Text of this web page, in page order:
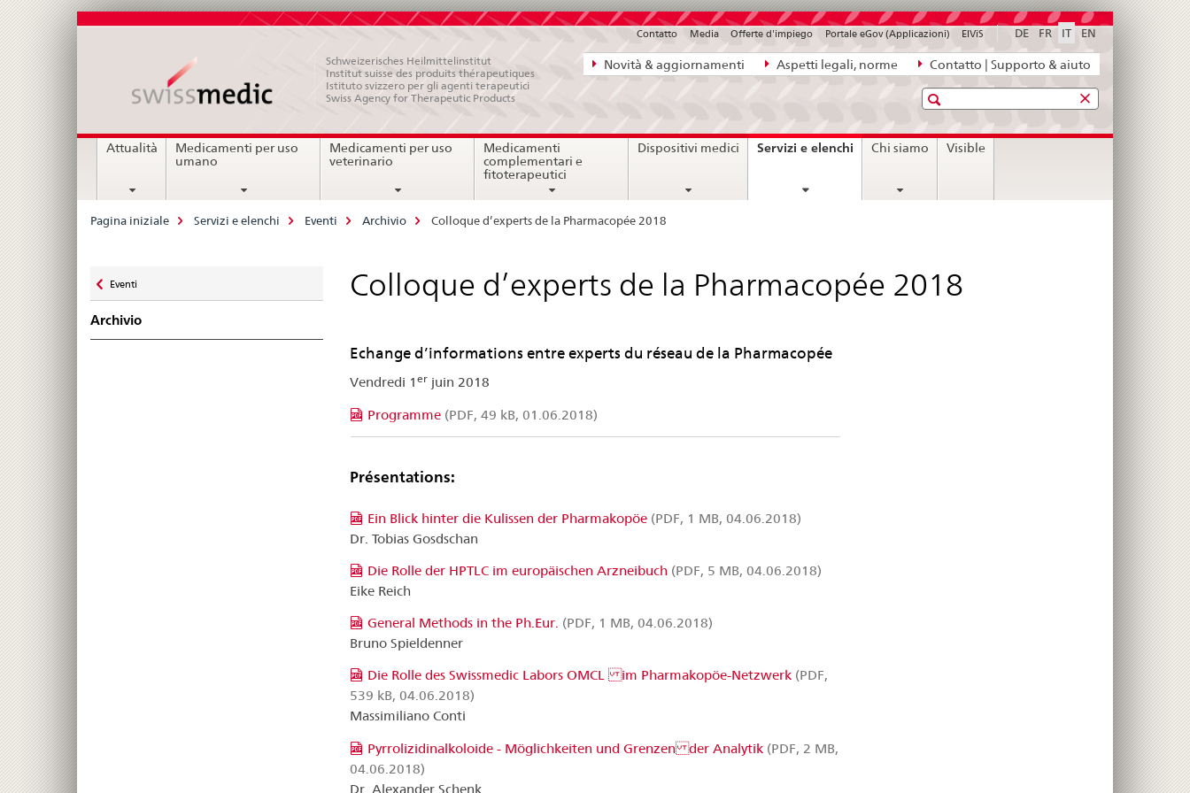
Navigazione
diretta:
aspetti
Novità & aggiornamenti Aspetti legali, norme Contatto | Supporto & aiuto
DE FR IT EN
Contatto Media Offerte d'impiego Portale eGov (Applicazioni) ElViS
Schweizerisches Heilmittelinstitut
Institut suisse des produits thérapeutiques
Istituto svizzero per gli agenti terapeutici
Swiss Agency for Therapeutic Products
Ricerca
Navigation
Attualità
Medicamenti per uso
umano
Medicamenti per uso
veterinario
Medicamenti
complementari e
fitoterapeutici
Dispositivi medici Servizi e elenchi current
Chi siamo Visible
Breadcrumb
Pagina iniziale Servizi e elenchi Eventi Archivio Colloque d’experts de la Pharmacopée 2018
zu
Eventi
Archivio
Colloque d’experts de la Pharmacopée 2018
Echange d’informations entre experts du réseau de la Pharmacopée
Vendredi 1 erjuin 2018
Programme(PDF, 49 kB, 01.06.2018)
Présentations:
Ein Blick hinter die Kulissen der Pharmakopöe(PDF, 1 MB, 04.06.2018)
Dr. Tobias Gosdschan
Die Rolle der HPTLC im europäischen Arzneibuch(PDF, 5 MB, 04.06.2018)
Eike Reich
General Methods in the Ph.Eur. (PDF, 1 MB, 04.06.2018)
Bruno Spieldenner
Die Rolle des Swissmedic Labors OMCL im Pharmakopöe-Netzwerk(PDF,
539 kB, 04.06.2018)
Massimiliano Conti
Pyrrolizidinalkoloide - Möglichkeiten und Grenzen der Analytik(PDF, 2 MB,
04.06.2018)
Dr. Alexander Schenk